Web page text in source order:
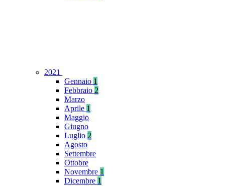
2021
Gennaio 1
Febbraio 2
Marzo
Aprile 1
Maggio
Giugno
Luglio 2
Agosto
Settembre
Ottobre
Novembre 1
Dicembre 1